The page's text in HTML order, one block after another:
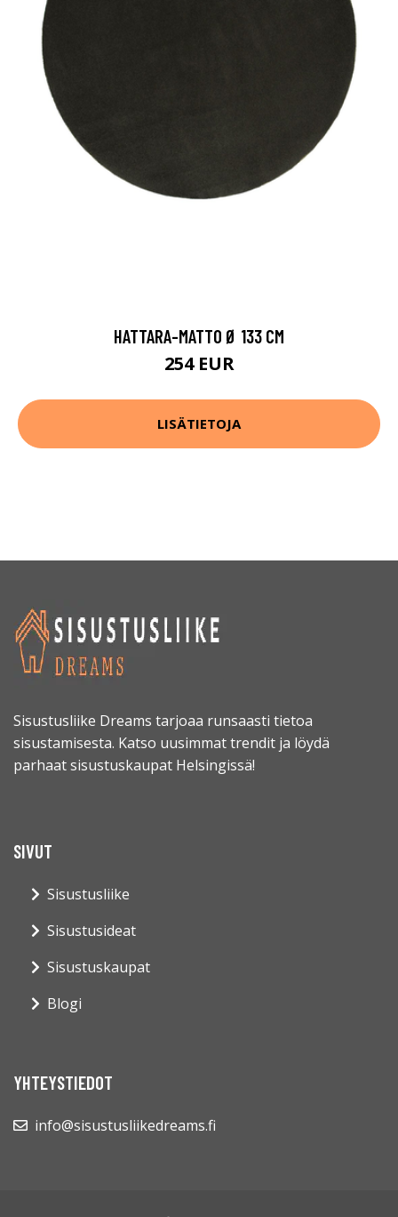
HATTARA-MATTO Ø 133 CM
254 EUR
LISÄTIETOJA
Sisustusliike Dreams tarjoaa runsaasti tietoa
sisustamisesta. Katso uusimmat trendit ja löydä
parhaat sisustuskaupat Helsingissä!
SIVUT
Sisustusliike
Sisustusideat
Sisustuskaupat
Blogi
YHTEYSTIEDOT
info@sisustusliikedreams.fi